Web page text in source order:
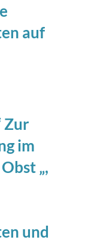
auf
Zur
im
„,
und